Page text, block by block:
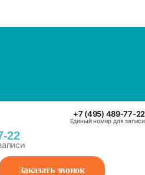
+7 (495) 489-77-22
Единый номер для записи
22
Заказать звонок